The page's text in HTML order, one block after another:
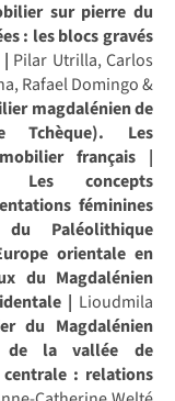
sur pierre du
: les blocs gravés
Pilar Utrilla, Carlos
Rafael Domingo &
magdalénien de
Tchèque). Les
français |
Les concepts
féminines
Paléolithique
orientale en
du Magdalénien
| Lioudmila
du Magdalénien
de la vallée de
centrale : relations